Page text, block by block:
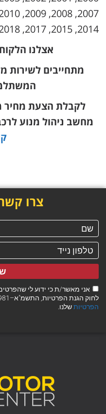
2014, 2015, 2017, 2018, 2019, 2020, 2021
אצלנו
מתחייבים לשירות
לקבלת הצעת מחיר
מחשב ניהול מנוע
צרו
אני מאשר/ת כי ידוע לי
לחוק הגנת הפרטיות, התשמ"א–1981 (כולל תיקון 13), ובהתאם ל
הפרטיותשלנו.